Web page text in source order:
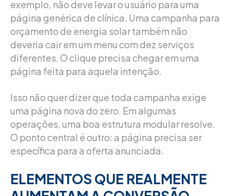
exemplo, não deve levar o usuário para uma
página genérica de clínica. Uma campanha para
orçamento de energia solar também não
deveria cair em um menu com dez serviços
diferentes. O clique precisa chegar em uma
página feita para aquela intenção.
Isso não quer dizer que toda campanha exige
uma página nova do zero. Em algumas
operações, uma boa estrutura modular resolve.
O ponto central é outro: a página precisa ser
específica para a oferta anunciada.
ELEMENTOS QUE REALMENTE